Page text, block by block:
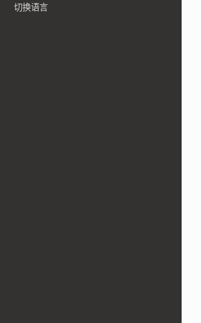
切换语言